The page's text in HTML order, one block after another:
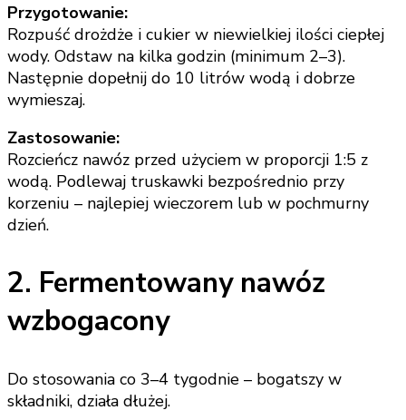
Przygotowanie:
Rozpuść drożdże i cukier w niewielkiej ilości ciepłej
wody. Odstaw na kilka godzin (minimum 2–3).
Następnie dopełnij do 10 litrów wodą i dobrze
wymieszaj.
Zastosowanie:
Rozcieńcz nawóz przed użyciem w proporcji 1:5 z
wodą. Podlewaj truskawki bezpośrednio przy
korzeniu – najlepiej wieczorem lub w pochmurny
dzień.
2. Fermentowany nawóz
wzbogacony
Do stosowania co 3–4 tygodnie – bogatszy w
składniki, działa dłużej.